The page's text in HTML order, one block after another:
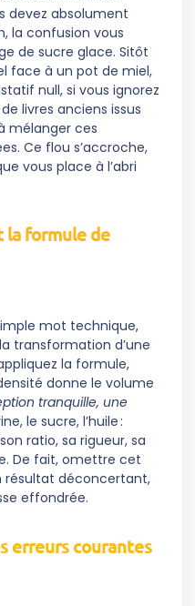
devez absolument
la confusion vous
de sucre glace. Sitôt
face à un pot de miel,
null, si vous ignorez
livres anciens issus
mélanger ces
Ce flou s’accroche,
vous place à l’abri
la formule de
mot technique,
transformation d’une
la formule,
donne le volume
tranquille, une
le sucre, l’huile :
ratio, sa rigueur, sa
De fait, omettre cet
déconcertant,
effondrée.
erreurs courantes